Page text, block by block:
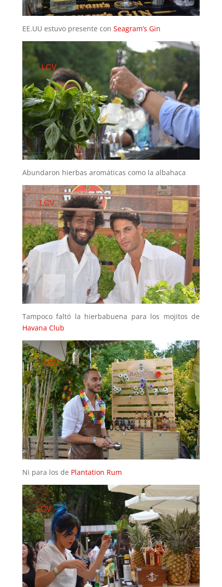
EE.UU estuvo presente con Seagram’s Gin
Abundaron hierbas aromáticas como la albahaca
Tampoco faltó la hierbabuena para los mojitos de
Havana Club
Ni para los de Plantation Rum